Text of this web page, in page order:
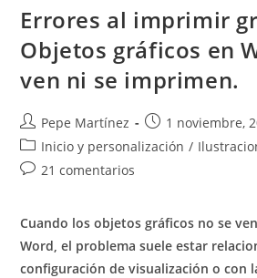
Following
Paragraph
Errores al imprimir
Objetos gráficos en
ven ni se imprimen.
Autor
de
la
entrada:
Pepe Martínez
Publicación
de
1 noviembre,
Categoría
de
Inicio y personalización /
Comentarios
entrada:
21 comentarios
Cuando los objetos gráficos no se
Word, el problema suele estar
configuración de visualización o con